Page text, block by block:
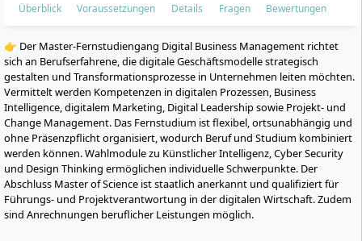
Überblick Voraussetzungen Details Fragen Bewertungen
👉 Der Master-Fernstudiengang Digital Business Management richtet
sich an Berufserfahrene, die digitale Geschäftsmodelle strategisch
gestalten und Transformationsprozesse in Unternehmen leiten möchten.
Vermittelt werden Kompetenzen in digitalen Prozessen, Business
Intelligence, digitalem Marketing, Digital Leadership sowie Projekt- und
Change Management. Das Fernstudium ist flexibel, ortsunabhängig und
ohne Präsenzpflicht organisiert, wodurch Beruf und Studium kombiniert
werden können. Wahlmodule zu Künstlicher Intelligenz, Cyber Security
und Design Thinking ermöglichen individuelle Schwerpunkte. Der
Abschluss Master of Science ist staatlich anerkannt und qualifiziert für
Führungs- und Projektverantwortung in der digitalen Wirtschaft. Zudem
sind Anrechnungen beruflicher Leistungen möglich.